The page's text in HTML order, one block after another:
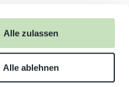
Alle zulassen
Alle ablehnen